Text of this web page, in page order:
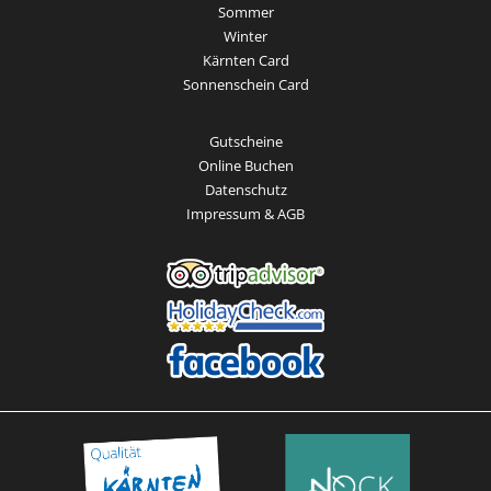
Sommer
Winter
Kärnten Card
Sonnenschein Card
Gutscheine
Online Buchen
Datenschutz
Impressum & AGB